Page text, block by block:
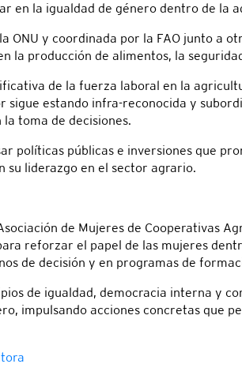
en la igualdad de género dentro de la
ONU y coordinada por la FAO junto a
la producción de alimentos, la
de la fuerza laboral en la
estando infra-reconocida y
toma de decisiones.
políticas públicas e inversiones que
su liderazgo en el sector agrario.
de Mujeres de Cooperativas
reforzar el papel de las mujeres
de decisión y en programas de
de igualdad, democracia interna y
impulsando acciones concretas que